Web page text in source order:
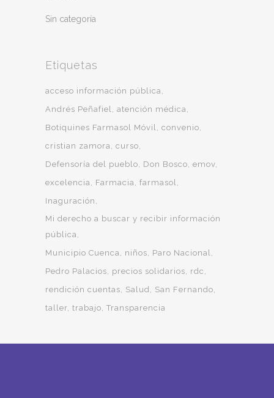
Sin categoría
Etiquetas
acceso información pública
Andrés Peñafiel atención médica
Botiquines Farmasol Móvil convenio
cristian zamora
curso
Defensoría del pueblo
Don Bosco emov
excelencia
Farmacia
farmasol
Inaguración
Mi derecho a buscar y recibir información
pública
Municipio Cuenca
niños
Paro Nacional
Pedro Palacios
precios solidarios
rdc
rendición cuentas
Salud
San Fernando
taller trabajo Transparencia